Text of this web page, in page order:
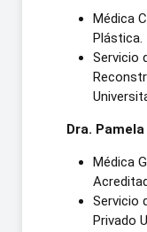
Médica
Plástica.
Servicio
Dra. Pamela
Médica
Servicio
Privado